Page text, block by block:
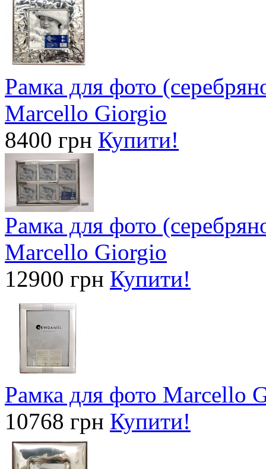
Рамка для фото
Marcello Giorgio
8400 грн Купити!
Рамка для фото
Marcello Giorgio
12900 грн Купити!
Рамка для фото Marcello
10768 грн Купити!